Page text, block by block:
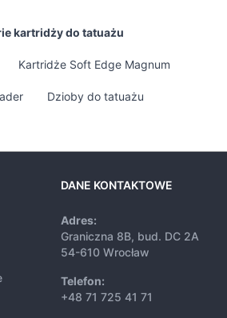
kartridży do tatuażu
Kartridże Soft Edge Magnum
Dzioby do tatuażu
DANE KONTAKTOWE
Adres:
Graniczna 8B, bud. DC 2A
54-610 Wrocław
Telefon:
+48 71 725 41 71